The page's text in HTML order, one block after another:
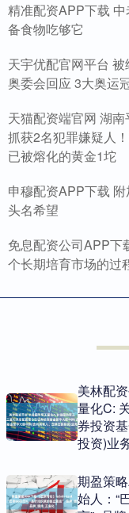
精准配资APP下载
备食物吃够它
天宇优配官网平台
奥委会回应 3大奥运
天猫配资端官网 湖
抓获2名犯罪嫌疑人
已被熔化的黄金1坨
申穆配资APP下载
头名希望
免息配资公司APP下
个长期培育市场的过
美林配
量化C:
券投资
投资)业
期盈策
始人：“